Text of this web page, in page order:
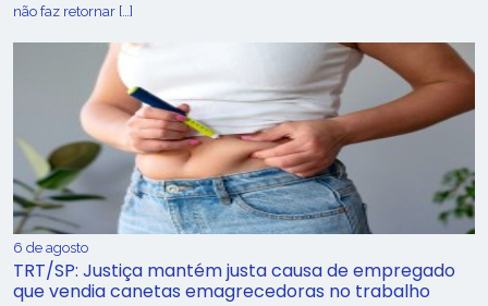
não faz retornar […]
6 de agosto
TRT/SP: Justiça mantém justa causa de empregado
que vendia canetas emagrecedoras no trabalho